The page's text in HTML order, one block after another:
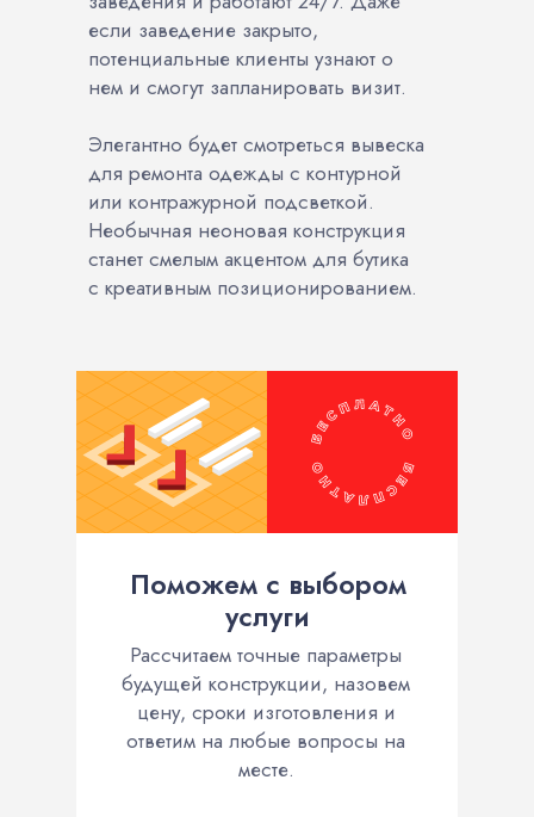
если заведение закрыто,
потенциальные клиенты узнают о
нем и смогут запланировать визит.
Элегантно будет смотреться вывеска
для ремонта одежды с контурной
или контражурной подсветкой.
Необычная неоновая конструкция
станет смелым акцентом для бутика
с креативным позиционированием.
Рассчитаем точные параметры
будущей конструкции, назовем
цену, сроки изготовления и
ответим на любые вопросы на
месте.
Поможем с выбором
услуги